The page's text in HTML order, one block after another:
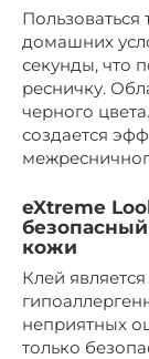
Пользоваться
домашних
секунды, что
ресничку.
черного
создается
eXtreme
кожи
Клей
неприятных
только